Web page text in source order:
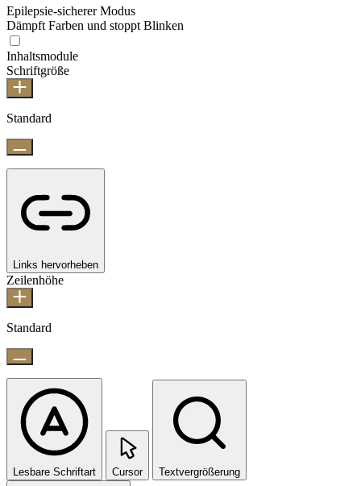
Epilepsie-sicherer Modus
Dämpft Farben und stoppt Blinken
Inhaltsmodule
Schriftgröße
Standard
Links hervorheben
Zeilenhöhe
Standard
Lesbare Schriftart Cursor Textvergrößerung